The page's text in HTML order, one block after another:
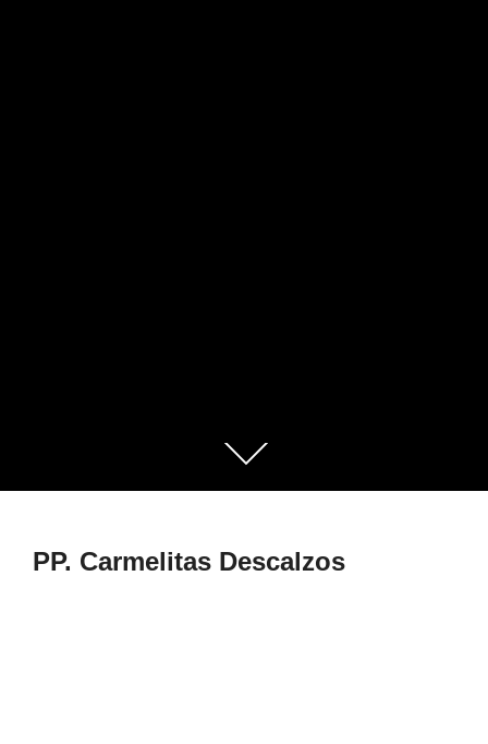
PP. Carmelitas Descalzos